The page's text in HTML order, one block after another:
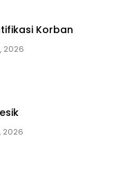
Korban
2026
2026